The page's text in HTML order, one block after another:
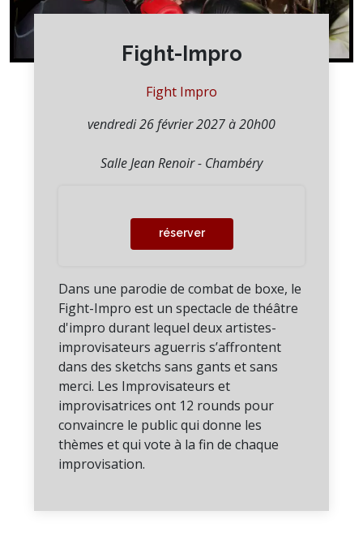
Fight-Impro
Fight Impro
vendredi 26 février 2027 à 20h00
Salle Jean Renoir - Chambéry
réserver
Dans une parodie de combat de boxe, le
Fight-Impro est un spectacle de théâtre
d'impro durant lequel deux artistes-
improvisateurs aguerris s’affrontent
dans des sketchs sans gants et sans
merci. Les Improvisateurs et
improvisatrices ont 12 rounds pour
convaincre le public qui donne les
thèmes et qui vote à la fin de chaque
improvisation.